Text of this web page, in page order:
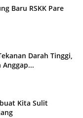
Baru RSKK Pare
Darah Tinggi,
Anggap...
Kita Sulit